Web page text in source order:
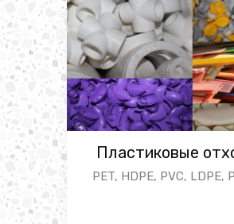
Пластиковые
PET, HDPE, PVC, LDPE,